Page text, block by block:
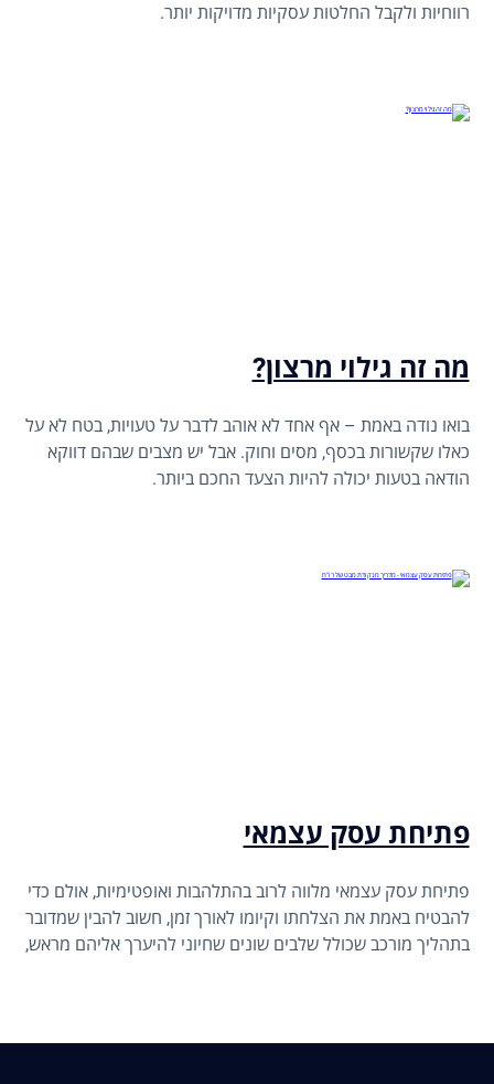
רווחיות ולקבל החלטות עסקיות מדויקות יותר.
מה זה גילוי מרצון?
בואו נודה באמת – אף אחד לא אוהב לדבר על טעויות, בטח לא על
כאלו שקשורות בכסף, מסים וחוק. אבל יש מצבים שבהם דווקא
הודאה בטעות יכולה להיות הצעד החכם ביותר.
פתיחת עסק עצמאי
פתיחת עסק עצמאי מלווה לרוב בהתלהבות ואופטימיות, אולם כדי
להבטיח באמת את הצלחתו וקיומו לאורך זמן, חשוב להבין שמדובר
בתהליך מורכב שכולל שלבים שונים שחיוני להיערך אליהם מראש,